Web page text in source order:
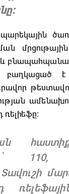
բաղկացած
110,